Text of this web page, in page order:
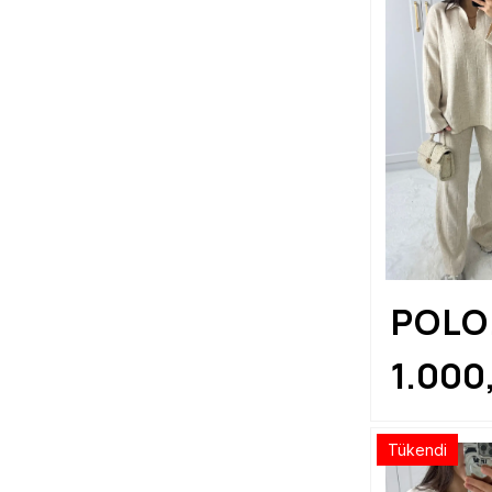
POLO
TAKIM
Tükendi